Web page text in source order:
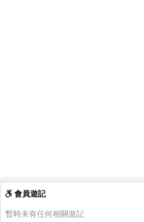
會員遊記
暫時未有任何相關遊記